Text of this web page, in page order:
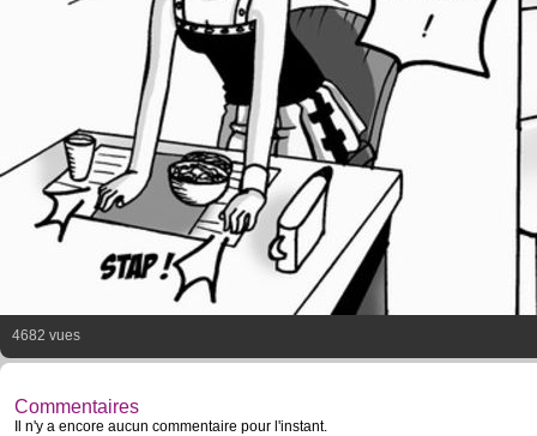
4682 vues
Commentaires
Il n'y a encore aucun commentaire pour l'instant.